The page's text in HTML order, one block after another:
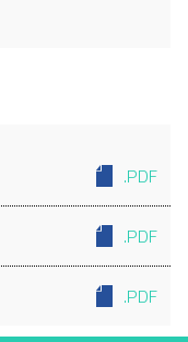
.PDF
.PDF
.PDF